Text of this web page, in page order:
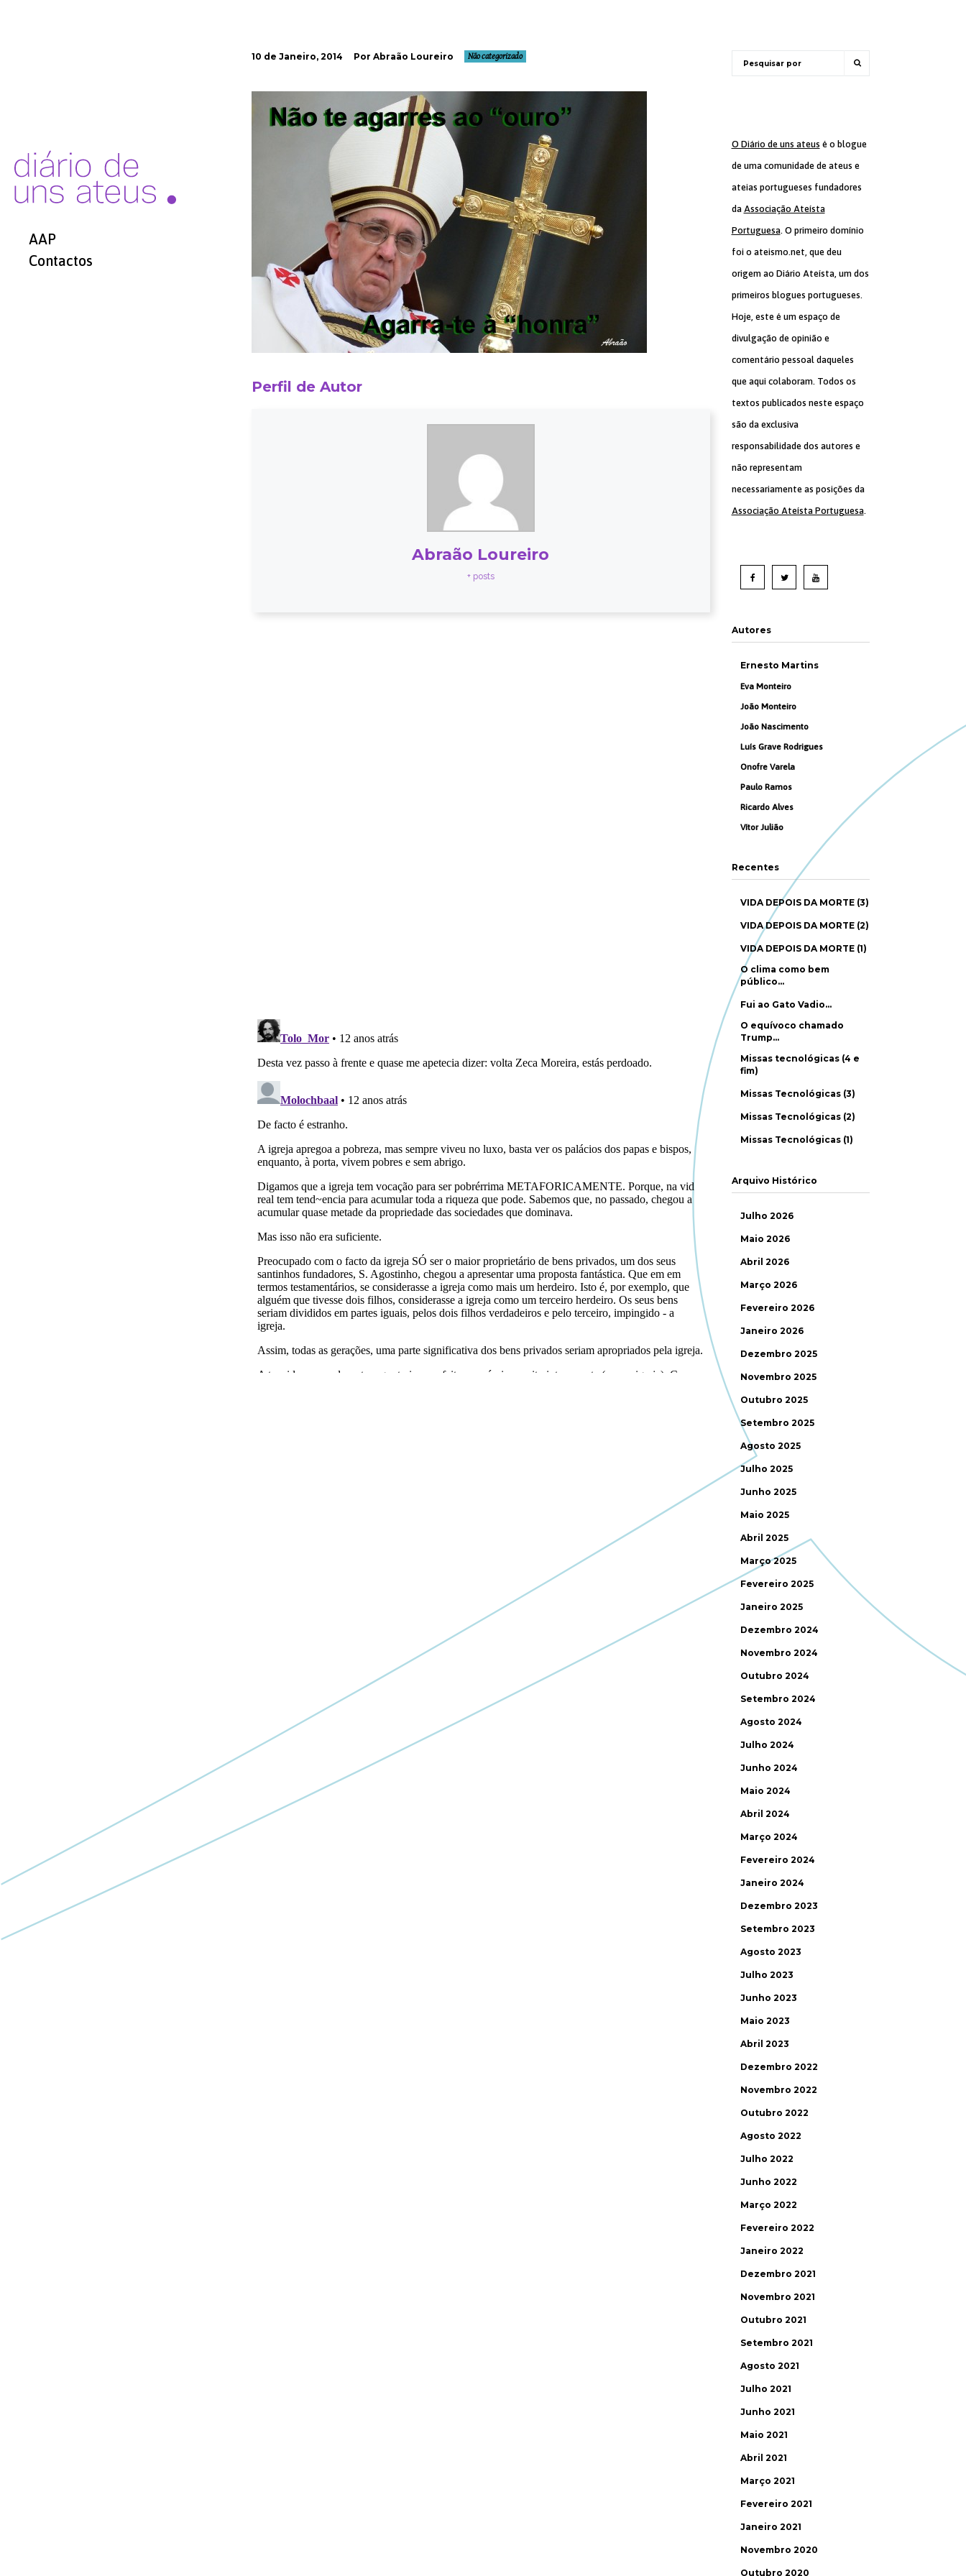
AAP
Contactos
10 de Janeiro, 2014 Por Abraão Loureiro Não categorizado
Perfil de Autor
Abraão Loureiro
+ posts
O Diário de uns ateus é o blogue
de uma comunidade de ateus e
ateias portugueses fundadores
da Associação Ateísta
Portuguesa. O primeiro domínio
foi o ateismo.net, que deu
origem ao Diário Ateísta, um dos
primeiros blogues portugueses.
Hoje, este é um espaço de
divulgação de opinião e
comentário pessoal daqueles
que aqui colaboram. Todos os
textos publicados neste espaço
são da exclusiva
responsabilidade dos autores e
não representam
necessariamente as posições da
Associação Ateísta Portuguesa.
Autores
Ernesto Martins
Eva Monteiro
João Monteiro
João Nascimento
Luís Grave Rodrigues
Onofre Varela
Paulo Ramos
Ricardo Alves
Vítor Julião
Recentes
VIDA DEPOIS DA MORTE (3)
VIDA DEPOIS DA MORTE (2)
VIDA DEPOIS DA MORTE (1)
O clima como bem
público…
Fui ao Gato Vadio…
O equívoco chamado
Trump…
Missas tecnológicas (4 e
fim)
Missas Tecnológicas (3)
Missas Tecnológicas (2)
Missas Tecnológicas (1)
Arquivo Histórico
Julho 2026
Maio 2026
Abril 2026
Março 2026
Fevereiro 2026
Janeiro 2026
Dezembro 2025
Novembro 2025
Outubro 2025
Setembro 2025
Agosto 2025
Julho 2025
Junho 2025
Maio 2025
Abril 2025
Março 2025
Fevereiro 2025
Janeiro 2025
Dezembro 2024
Novembro 2024
Outubro 2024
Setembro 2024
Agosto 2024
Julho 2024
Junho 2024
Maio 2024
Abril 2024
Março 2024
Fevereiro 2024
Janeiro 2024
Dezembro 2023
Setembro 2023
Agosto 2023
Julho 2023
Junho 2023
Maio 2023
Abril 2023
Dezembro 2022
Novembro 2022
Outubro 2022
Agosto 2022
Julho 2022
Junho 2022
Março 2022
Fevereiro 2022
Janeiro 2022
Dezembro 2021
Novembro 2021
Outubro 2021
Setembro 2021
Agosto 2021
Julho 2021
Junho 2021
Maio 2021
Abril 2021
Março 2021
Fevereiro 2021
Janeiro 2021
Novembro 2020
Outubro 2020